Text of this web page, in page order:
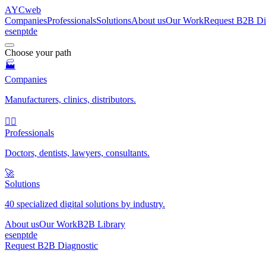
AYCweb
CompaniesProfessionalsSolutionsAbout usOur WorkRequest B2B
esenptde
Choose your path
🏭
Companies
Manufacturers, clinics, distributors.
🧑‍⚕️
Professionals
Doctors, dentists, lawyers, consultants.
🚀
Solutions
40 specialized digital solutions by industry.
About usOur WorkB2B Library
esenptde
Request B2B Diagnostic